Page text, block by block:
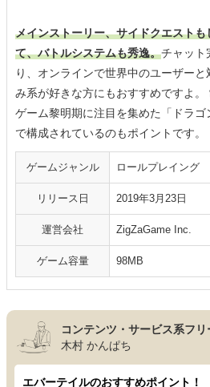
メインストーリー、サイドクエスト
て、バトルシステムも秀逸。チャット
り、オンラインで世界中のユーザー
み系が好きな方にもおすすめですよ
ゲーム黎明期に注目を集めた「ドラ
で構成されているのもポイントです。
ゲームジャンル ロールプレイング
リリース日 2019年3月23日
運営会社 ZigZaGame Inc.
ゲーム容量 98MB
コンテンツ・サービス系フ
木村 かんぱち
エバーテイルのおすすめポイント！